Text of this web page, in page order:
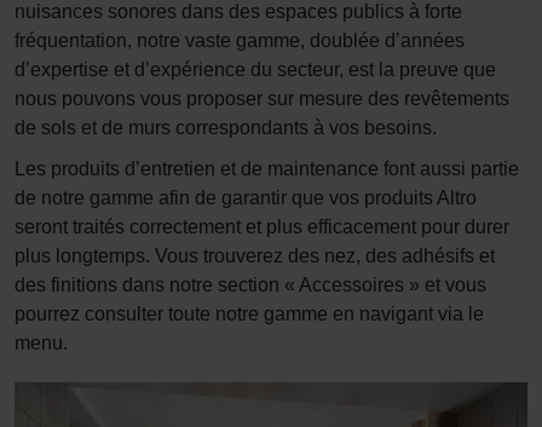
nuisances sonores dans des espaces publics à forte
fréquentation, notre vaste gamme, doublée d’années
d’expertise et d’expérience du secteur, est la preuve que
nous pouvons vous proposer sur mesure des revêtements
de sols et de murs correspondants à vos besoins.
Les produits d’entretien et de maintenance font aussi partie
de notre gamme afin de garantir que vos produits Altro
seront traités correctement et plus efficacement pour durer
plus longtemps. Vous trouverez des nez, des adhésifs et
des finitions dans notre section « Accessoires » et vous
pourrez consulter toute notre gamme en navigant via le
menu.